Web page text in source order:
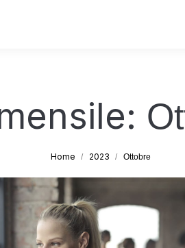
Tu sei qui:
Home 2023 Ottobre